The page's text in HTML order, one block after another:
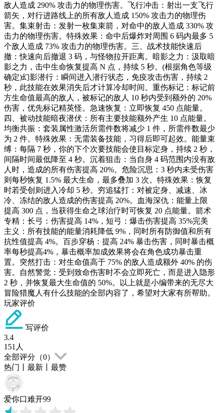
敌人造成 290% 攻击力的物理伤害。飞行冲击：射出一支飞行
箭矢，对行进路线上的所有敌人造成 150% 攻击力的物理伤
害。集束射击：发射一枚集束箭，对命中的敌人造成 330% 攻
击力的物理伤害。特殊效果：命中后爆炸对周围 6 码内最多 5
个敌人造成 73% 攻击力的物理伤害。三、战术技能快速后
撤：快速向后撤退 3 码，与怪物拉开距离。暗影之力：汲取暗
影之力，击中生命恢复提高 N 点，持续 5 秒。(根据角色等级
确定)幻影潜行：瞬间进入潜行状态，免疫攻击伤害，持续 2
秒，此技能在效果消失后才计算冷却时间。重伤标记：标记前
方生命值最高的敌人，被标记的敌人 10 秒内受到额外的 20%
伤害，优先标记精英怪。急速恢复：立即恢复 450 点能量。
四、被动技能暗夜潜伏：所有主要技能额外产生 10 点能量。
均衡共振：套装属性激活所需件数将减少 1 件，所需件数最少
为 2 件。特殊效果：无需装备技能，习得后即可起效。能量束
缚：每隔 7 秒，你的下个次要技能会使目标定身，持续 2 秒，
间隔时间最低降至 4 秒。沉着狙击：当自身 4 码范围内没有敌
人时，造成的所有伤害提高 20%。危险沉思：3 秒内未受伤害
则每秒恢复 1.5% 最大生命，最多叠加 3 次。特殊效果：恢复
时若受创则进入冷却 5 秒。穷追猛打：对被定身、减速、冰
冷、冻结的敌人造成的伤害提高 20%。血海深仇：能量上限
提高 300 点，当获得生命之球治疗时可恢复 20 点能量。箭术
专精：长弓：伤害提高 14%，短弓：爆击伤害提高 35%完美
主义：所有技能的能量消耗降低 9%，同时所有防御值和所有
抗性值提高 4%。百步穿杨：提高 24% 暴击伤害，同时暴击概
率每秒提高4%，暴击概率加成效果将会在角色成功暴击重
置。突然打击：对生命值高于 75% 的敌人造成额外 40% 的伤
害。自然警觉：受到致命伤害时不会立即死亡，而是进入隐形
2 秒，并恢复最大生命值的 50%。以上就是小编带来的无尽大
冒险猎魔人有什么技能的全部内容了，希望对大家有所帮助。
玩家评价
写评价
3.4
151 人
全部评分（0）
热门
最新 最赞
爱你口难开99